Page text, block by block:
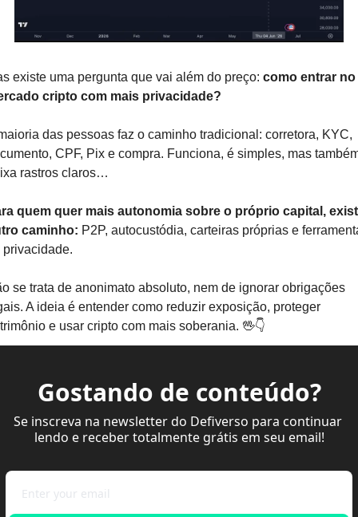
existe uma pergunta que vai além do preço: como entrar no
cripto com mais privacidade?
das pessoas faz o caminho tradicional: corretora, KYC,
CPF, Pix e compra. Funciona, é simples, mas
rastros claros…
quem quer mais autonomia sobre o próprio capital,
caminho: P2P, autocustódia, carteiras próprias e
privacidade.
se trata de anonimato absoluto, nem de ignorar obrigações
A ideia é entender como reduzir exposição, proteger
e usar cripto com mais soberania. 🖖👇
Gostando de conteúdo?
Se inscreva na newsletter do Defiverso para continuar
lendo e receber totalmente grátis em seu email!